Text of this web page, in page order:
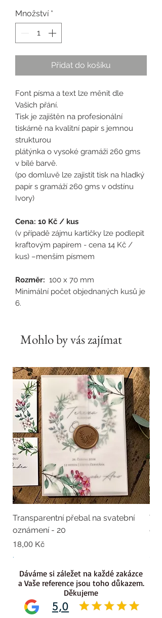
Množství *
Přidat do košíku
Font písma a text lze měnit dle
Vašich přání.
Tisk je zajištěn na profesionální
tiskárně na kvalitní papír s jemnou
strukturou
plátýnka o vysoké gramáži 260 gms
v bílé barvě.
(po domluvě lze zajistit tisk na hladký
papír s gramáží 260 gms v odstínu
Ivory)
Cena: 10 Kč / kus
(v případě zájmu kartičky lze podlepit
kraftovým papírem - cena 14 Kč /
kus) –menším písmem
Rozměr: 100 x 70 mm
Minimální počet objednaných kusů je
6.
Mohlo by vás zajímat
Transparentní přebal na svatební
oznámení - 20
Cena
18,00 Kč
.
5,0
Dáváme si záležet na každé zakázce
a Vaše reference jsou toho důkazem.
Děkujeme